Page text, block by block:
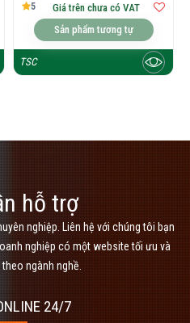
5
Giá trên chưa có VAT
Sản phẩm tương tự
TSC
hỗ trợ
nghiệp. Liên hệ với chúng tôi bạn
nghiệp có một website tối ưu và
ngành nghề.
24/7